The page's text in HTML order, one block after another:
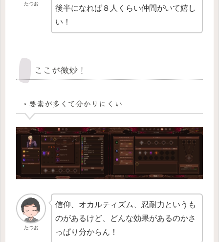
たつお
後半になれば８人くらい仲間がいて嬉し
い！
ここが微妙！
・要素が多くて分かりにくい
たつお
信仰、オカルティズム、忍耐力というも
のがあるけど、どんな効果があるのかさ
っぱり分からん！